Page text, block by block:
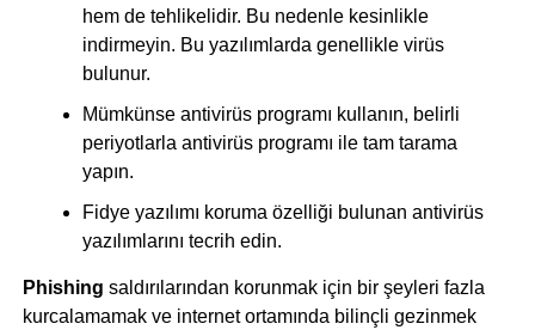
hem de tehlikelidir. Bu nedenle kesinlikle
indirmeyin. Bu yazılımlarda genellikle virüs
bulunur.
Mümkünse antivirüs programı kullanın, belirli
periyotlarla antivirüs programı ile tam tarama
yapın.
Fidye yazılımı koruma özelliği bulunan antivirüs
yazılımlarını tecrih edin.
Phishing saldırılarından korunmak için bir şeyleri fazla
kurcalamamak ve internet ortamında bilinçli gezinmek